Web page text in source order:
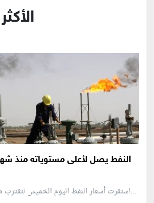
النفط يصل لأعلى مستوياته منذ
استقرت أسعار النفط اليوم الخميس لتقترب من أعلى مستوى في...